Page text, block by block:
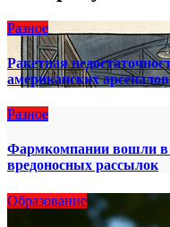
Разное
Ракетная
американских
Разное
Фармкомпании вошли в
вредоносных рассылок
Образование